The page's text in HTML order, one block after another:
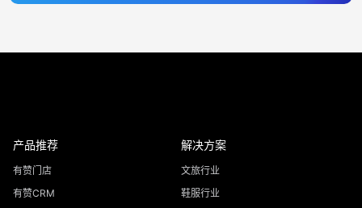
产品推荐
有赞门店
有赞CRM
解决方案
文旅行业
鞋服行业